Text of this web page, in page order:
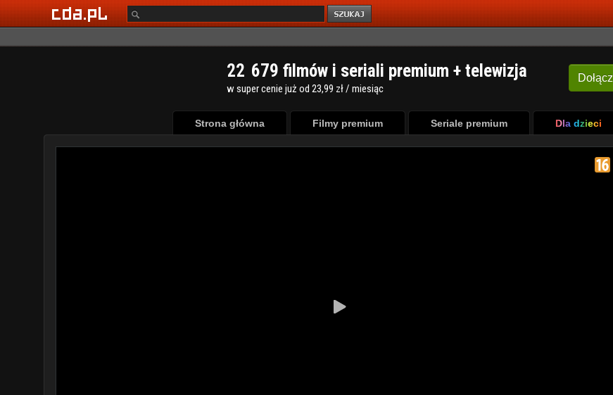
Dołącz
22 679 filmów i seriali premium + telewizja
w super cenie już od 23,99 zł / miesiąc
Strona główna Filmy premium Seriale premium Dla dzieci